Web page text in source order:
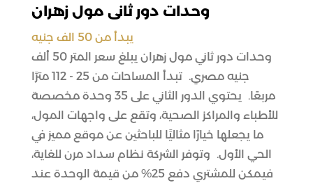
وحدات دور ثاني مول زهران
يبدأ من 50 الف جنيه
وحدات دور ثاني مول زهران يبلغ سعر المتر 50 ألف
جنيه مصري. تبدأ المساحات من 25 - 112 مترًا
مربعًا. يحتوي الدور الثاني على 35 وحدة مخصصة
للأطباء والمراكز الصحية، وتقع على واجهات المول،
ما يجعلها خيارًا مثاليًا للباحثين عن موقع مميز في
الحي الأول. وتوفر الشركة نظام سداد مرن للغاية،
فيمكن للمشتري دفع 25% من قيمة الوحدة عند